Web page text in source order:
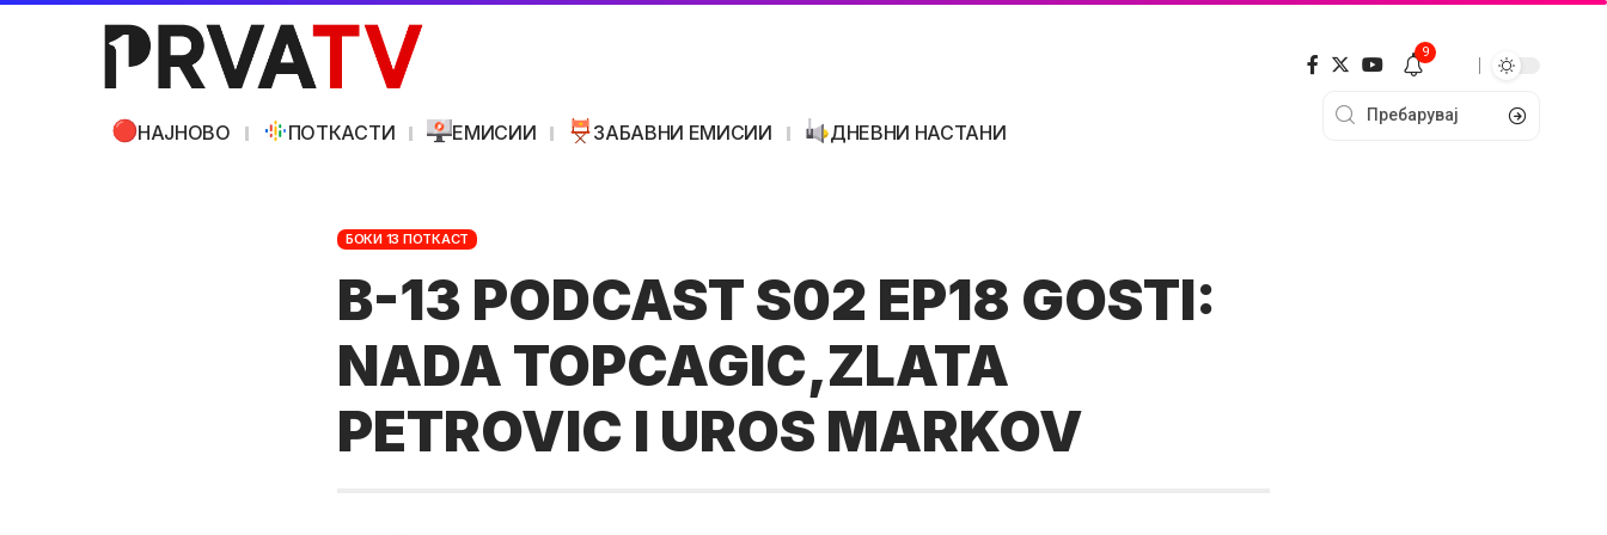
НАЈНОВО ПОТКАСТИ ЕМИСИИ ЗАБАВНИ ЕМИСИИ ДНЕВНИ НАСТАНИ
9
БОКИ 13 ПОТКАСТ
B-13 PODCAST S02 EP18 GOSTI:
NADA TOPCAGIC,ZLATA
PETROVIC I UROS MARKOV